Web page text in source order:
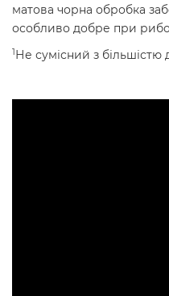
матова чорна обробка
особливо добре при
1 Не сумісний з